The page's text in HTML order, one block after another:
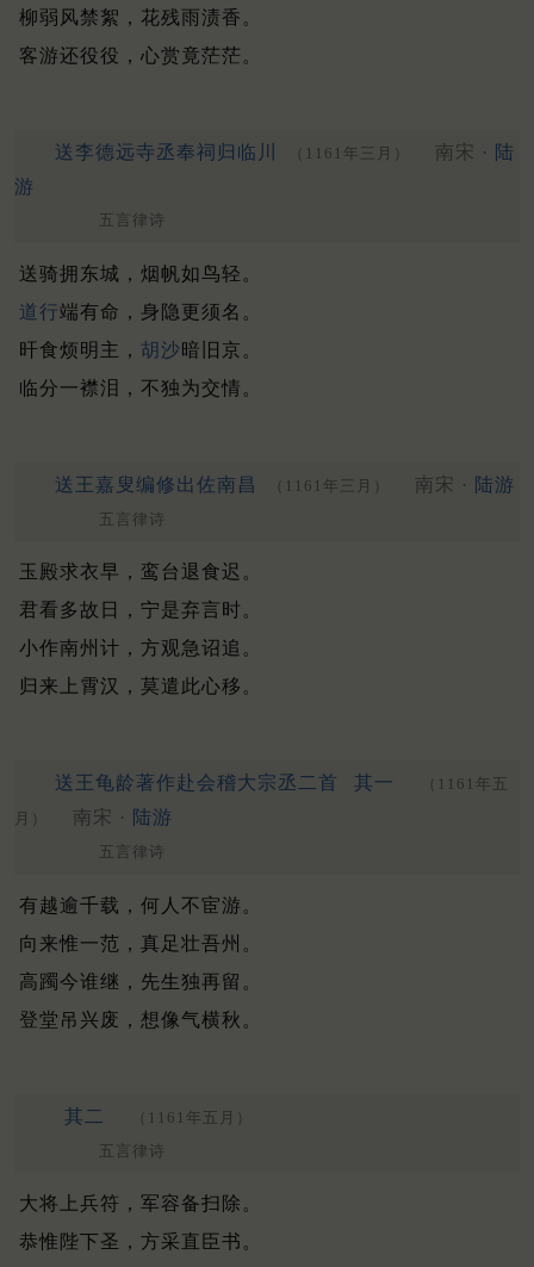
柳弱风禁絮，花残雨渍香。
客游还役役，心赏竟茫茫。
送李德远寺丞奉祠归临川 （1161年三月） 南宋 · 陆
游
五言律诗
送骑拥东城，烟帆如鸟轻。
道行端有命，身隐更须名。
旰食烦明主， 胡沙暗旧京。
临分一襟泪，不独为交情。
送王嘉叟编修出佐南昌 （1161年三月） 南宋 · 陆游
五言律诗
玉殿求衣早，鸾台退食迟。
君看多故日，宁是弃言时。
小作南州计，方观急诏追。
归来上霄汉，莫遣此心移。
送王龟龄著作赴会稽大宗丞二首 其一
（1161年五
月）
南宋 · 陆游
五言律诗
有越逾千载，何人不宦游。
向来惟一范，真足壮吾州。
高躅今谁继，先生独再留。
登堂吊兴废，想像气横秋。
其二
（1161年五月）
五言律诗
大将上兵符，军容备扫除。
恭惟陛下圣，方采直臣书。